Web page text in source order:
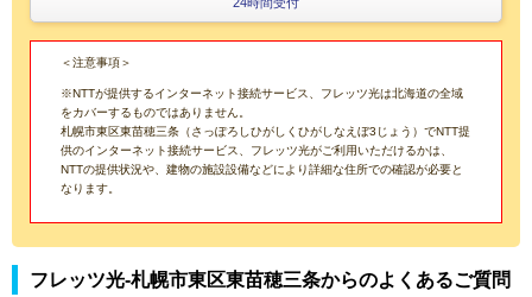
＜注意事項＞
※NTTが提供するインターネット接続サービス、フレッツ光は北海道の全域
をカバーするものではありません。
札幌市東区東苗穂三条（さっぽろしひがしくひがしなえぼ3じょう）でNTT提
供のインターネット接続サービス、フレッツ光がご利用いただけるかは、
NTTの提供状況や、建物の施設設備などにより詳細な住所での確認が必要と
なります。
フレッツ光-札幌市東区東苗穂三条からのよくあるご質問